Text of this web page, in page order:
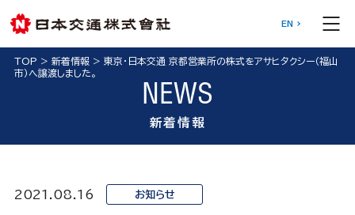
EN
TOP > 新着情報> 東京・日本交通 京都営業所の株式をアサヒタクシー（福山
市）へ譲渡しました。
NEWS
新着情報
2021.08.16 お知らせ